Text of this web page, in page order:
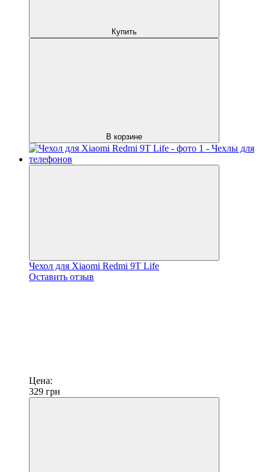
Купить
В корзине
Чехол для Xiaomi Redmi 9T Life
Оставить отзыв
Цена:
329 грн